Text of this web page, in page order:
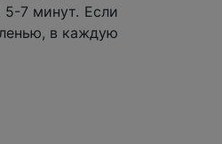
7 минут. Если
в каждую